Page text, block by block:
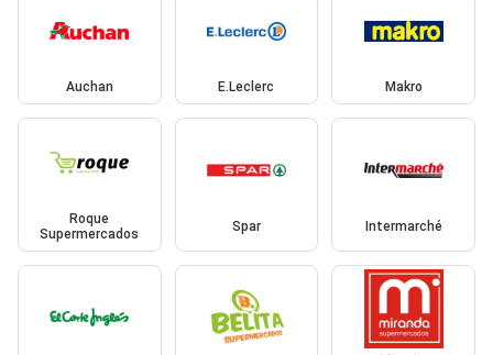
Auchan E.Leclerc Makro
Roque
Supermercados
Spar Intermarché